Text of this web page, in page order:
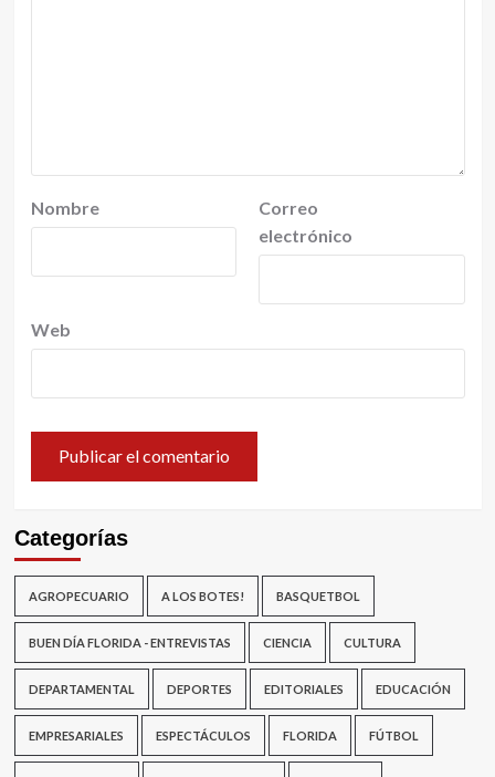
Nombre
Correo
electrónico
Web
Categorías
AGROPECUARIO A LOS BOTES! BASQUETBOL
BUEN DÍA FLORIDA - ENTREVISTAS CIENCIA CULTURA
DEPARTAMENTAL DEPORTES EDITORIALES EDUCACIÓN
EMPRESARIALES ESPECTÁCULOS FLORIDA FÚTBOL